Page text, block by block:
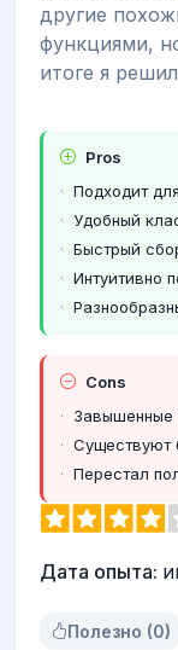
другие
функциями,
итоге я
Pros
Подходит
Удобный
Быстрый
Интуитивно
Cons
Завышенные
Существуют
Перестал
Дата опыта:
Полезно (0)